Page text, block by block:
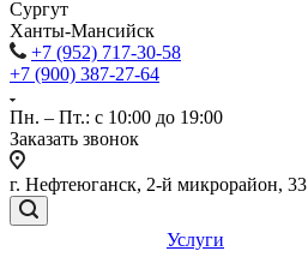
Сургут
Ханты-Мансийск
+7 (952) 717-30-58
+7 (900) 387-27-64
Пн. – Пт.: с 10:00 до 19:00
Заказать звонок
г. Нефтеюганск, 2-й микрорайон, 33
Услуги